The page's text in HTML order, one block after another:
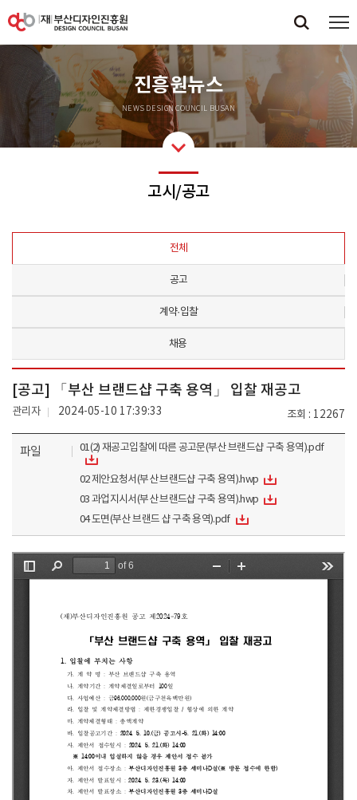
진흥원뉴스
NEWS DESIGN COUNCIL BUSAN
고시/공고
전체
공고
계약·입찰
채용
[공고] 「부산 브랜드샵 구축 용역」 입찰 재공고
조회 12267
관리자 2024-05-10 17:39:33
파일 01(2) 재공고입찰에 따른 공고문(부산 브랜드샵 구축 용역).pdf
02 제안요청서(부산 브랜드샵 구축 용역).hwp
03 과업지시서(부산 브랜드샵 구축 용역).hwp
04 도면(부산 브랜드 샵 구축 용역).pdf